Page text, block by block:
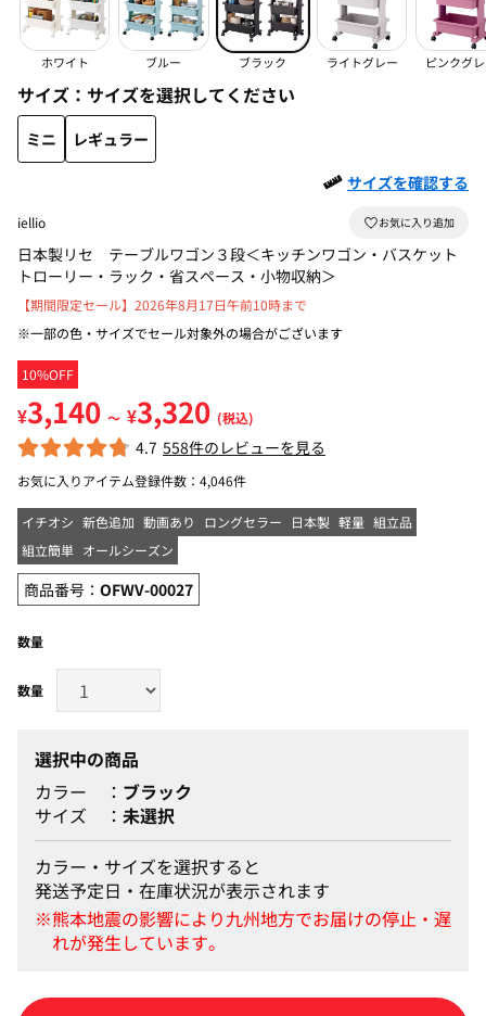
ホワイト ブルー ブラック ライトグレー ピンクグ
サイズ： サイズを選択してください
ミニ
レギュラー
サイズを確認する
iellio
日本製リセ テーブルワゴン３段＜キッチンワゴン・バスケット
トローリー・ラック・省スペース・小物収納＞
10%OFF
【期間限定セール】2026年8月17日午前10時まで
※一部の色・サイズでセール対象外の場合がございます
¥3,140 ～ ¥3,320 (税込)
4.7 558件のレビューを見る
お気に入りアイテム登録件数： 4,046件
イチオシ 新色追加 動画あり ロングセラー 日本製 軽量 組立品
組立簡単 オールシーズン
商品番号： OFWV-00027
数量
選択中の商品
カラー
ブラック
サイズ
未選択
カラー・サイズを選択すると
発送予定日・在庫状況が表示されます